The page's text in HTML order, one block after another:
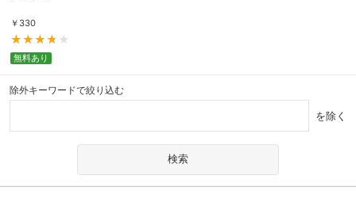
￥ 330
無料あり
除外キーワードで絞り込む
を除く